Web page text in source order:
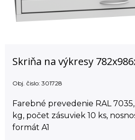
Skriňa na výkresy
Obj. čislo: 301728
Farebné prevedenie RAL
kg, počet zásuviek 10 ks,
formát A1